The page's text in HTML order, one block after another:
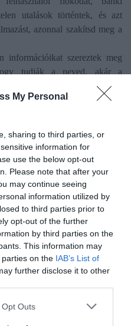
My Personal
sharing to third parties, or
information for
use the below opt-out
Please note that after your
may continue seeing
information utilized by
to third parties prior to
opt-out of the further
by third parties on the
This information may
on the IAB’s List of
further disclose it to other
uses one or more Google
Outs
utalások történtek, és azt
azonnal szakítsd meg a
információikat szereztek meg
tudják a neved, akár a
légy résen, fogadd meg
keresnek!
téged és a pénzed
esetén azonnal blokkoljuk a
és ezt követően
kapcsolatot. Mi nem fogunk
hívás közben egy
program erste